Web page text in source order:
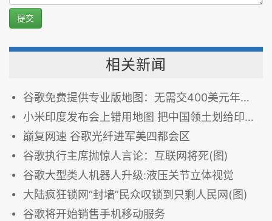
提交
相关新闻
谷歌免费提供专业版地图：无需交400美元年费(图)
小米印度发布会上错用地图 把中国领土划给印度(图)
巅复网速 谷歌光纤进军美四都会区
谷歌执行主席抛惊人言论：互联网将死(图)
谷歌大型类人机器人升级:液压关节立体视觉
大陆疯狂锁网“封墙”民众叹锁到只剩人民网(图)
谷歌将开始销售手机移动服务